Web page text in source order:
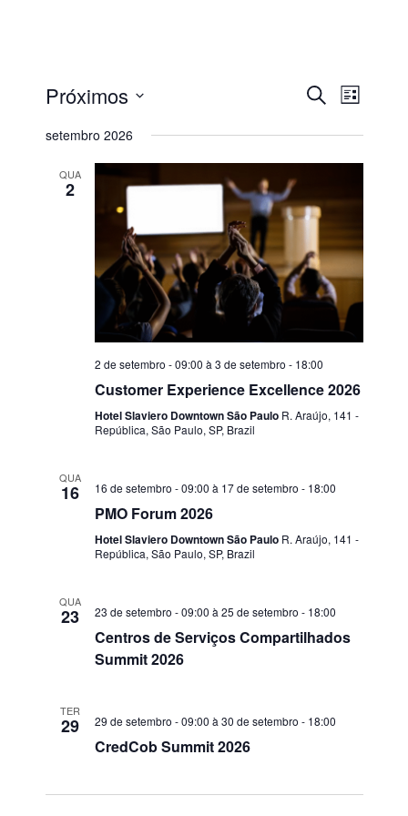
Pesquisa
navegação
de
visuais
Eventos
Procurar
Lista
Próximos
data.
setembro 2026
QUA
2
2 de setembro - 09:00 à 3 de setembro - 18:00
Customer Experience Excellence 2026
Hotel Slaviero Downtown São Paulo R. Araújo, 141 -
República, São Paulo, SP, Brazil
QUA
16 16 de setembro - 09:00 à 17 de setembro - 18:00
PMO Forum 2026
Hotel Slaviero Downtown São Paulo R. Araújo, 141 -
República, São Paulo, SP, Brazil
QUA
23 23 de setembro - 09:00 à 25 de setembro - 18:00
Centros de Serviços Compartilhados
Summit 2026
TER
29 29 de setembro - 09:00 à 30 de setembro - 18:00
CredCob Summit 2026
CORPBUSINESS
São Paulo - SP
+55 (11) 91625-4300
contato@corpbusiness.com.br
Segunda - Sexta: 9:00 - 18:00
POSTS RECENTES
A revolução da Inteligência Artificial: como a IA está
28 de fevereiro de 2023
Vamos virar o jogo na Saúde Corporativa?
A indústria em tempos de COVID-19